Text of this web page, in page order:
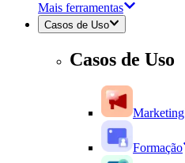
Mais ferramentas
Casos de Uso
Casos de Uso
Marketing
Formação